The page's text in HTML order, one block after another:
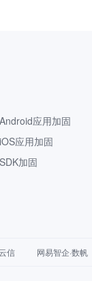
Android应用加固
iOS应用加固
SDK加固
信 网易智企·数帆